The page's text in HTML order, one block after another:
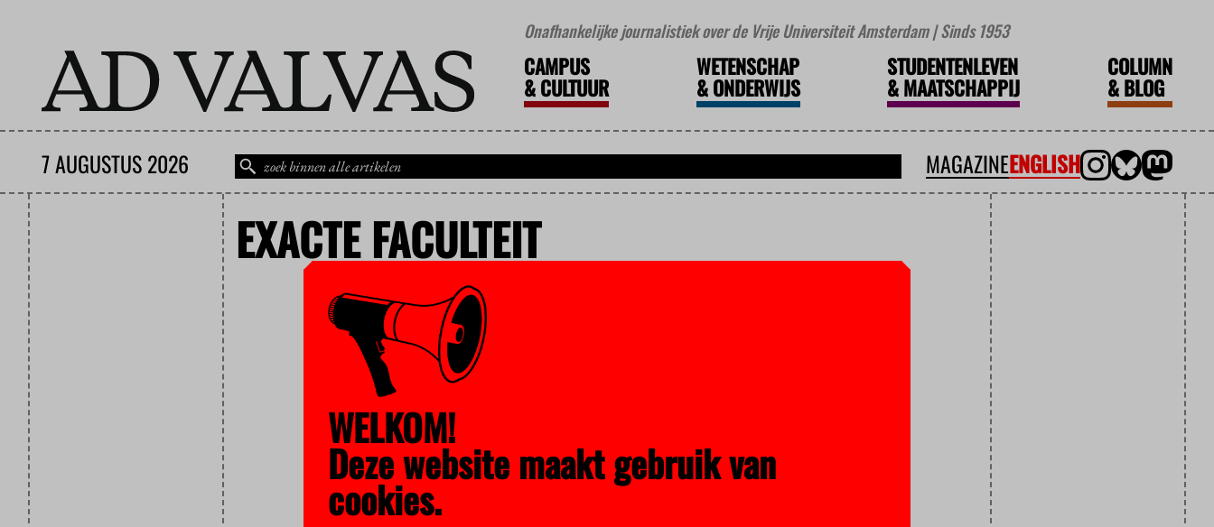
Onafhankelijke journalistiek over de Vrije Universiteit Amsterdam | Sinds 1953
CAMPUS
&CULTUUR
WETENSCHAP
&ONDERWIJS
STUDENTENLEVEN
&MAATSCHAPPIJ
COLUMN
&BLOG
7 AUGUSTUS 2026 MAGAZINEENGLISH
EXACTE FACULTEIT
WELKOM!
Deze website maakt gebruik van
cookies.